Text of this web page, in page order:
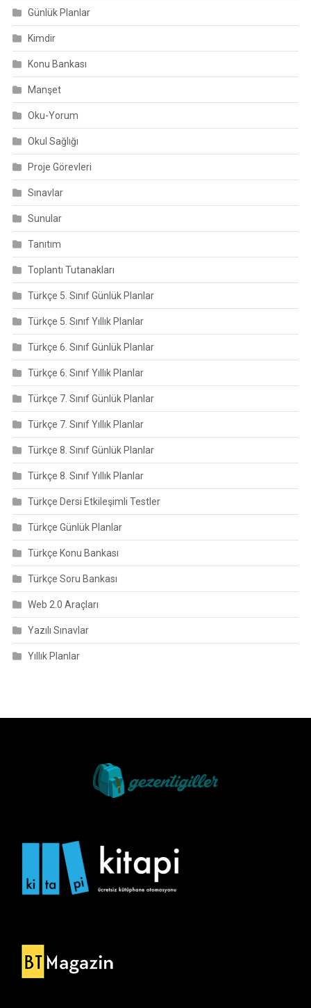
Günlük Planlar
Kimdir
Konu Bankası
Manşet
Oku-Yorum
Okul Sağlığı
Proje Görevleri
Sınavlar
Sunular
Tanıtım
Toplantı Tutanakları
Türkçe 5. Sınıf Günlük Planlar
Türkçe 5. Sınıf Yıllık Planlar
Türkçe 6. Sınıf Günlük Planlar
Türkçe 6. Sınıf Yıllık Planlar
Türkçe 7. Sınıf Günlük Planlar
Türkçe 7. Sınıf Yıllık Planlar
Türkçe 8. Sınıf Günlük Planlar
Türkçe 8. Sınıf Yıllık Planlar
Türkçe Dersi Etkileşimli Testler
Türkçe Günlük Planlar
Türkçe Konu Bankası
Türkçe Soru Bankası
Web 2.0 Araçları
Yazılı Sınavlar
Yıllık Planlar